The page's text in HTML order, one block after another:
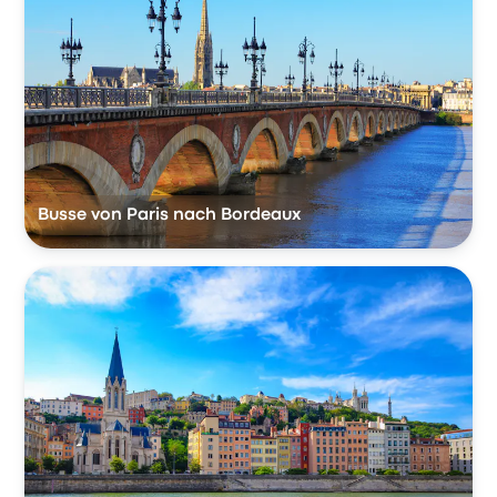
Busse von Paris nach Bordeaux